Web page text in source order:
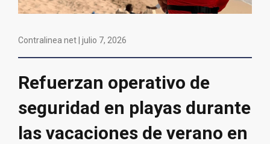
Contralinea net | julio 7, 2026
Refuerzan operativo de
seguridad en playas durante
las vacaciones de verano en